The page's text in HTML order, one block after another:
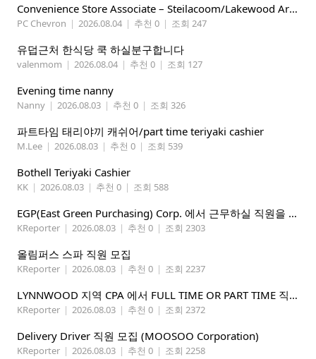
Convenience Store Associate – Steilacoom/Lakewood Area, $19 -$21/hr
PC Chevron | 2026.08.04 | 추천 0 | 조회 247
유덥근처 한식당 쿡 하실분구합니다
valenmom | 2026.08.04 | 추천 0 | 조회 127
Evening time nanny
Nanny | 2026.08.03 | 추천 0 | 조회 326
파트타임 태리야끼 캐쉬어/part time teriyaki cashier
M.Lee | 2026.08.03 | 추천 0 | 조회 539
Bothell Teriyaki Cashier
KK | 2026.08.03 | 추천 0 | 조회 588
EGP(East Green Purchasing) Corp. 에서 근무하실 직원을 아래와 같이 모집합니다.
KReporter | 2026.08.03 | 추천 0 | 조회 2303
올림퍼스 스파 직원 모집
KReporter | 2026.08.03 | 추천 0 | 조회 2237
LYNNWOOD 지역 CPA 에서 FULL TIME OR PART TIME 직원을 찾습니다
KReporter | 2026.08.03 | 추천 0 | 조회 2372
Delivery Driver 직원 모집 (MOOSOO Corporation)
KReporter | 2026.08.03 | 추천 0 | 조회 2258